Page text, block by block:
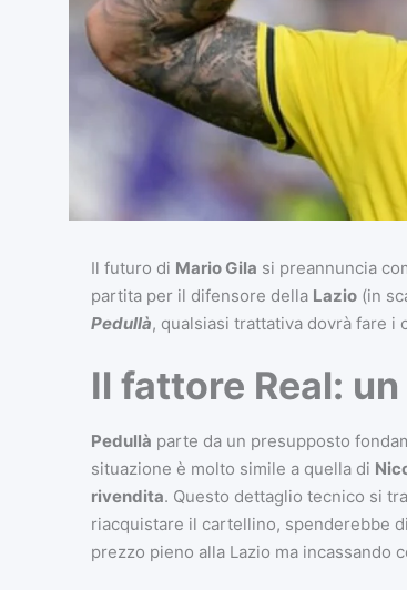
Il futuro di Mario Gila si preannuncia
partita per il difensore della Lazio(in
Pedullà, qualsiasi trattativa dovrà fare i
Il fattore Real:
Pedullà parte da un presupposto
situazione è molto simile a quella di
rivendita. Questo dettaglio tecnico si
riacquistare il cartellino, spenderebbe
prezzo pieno alla Lazio ma incassando